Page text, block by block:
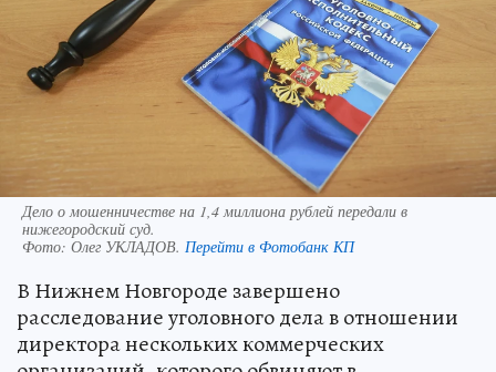
Дело о мошенничестве на 1,4 миллиона рублей передали в
нижегородский суд.
Фото: Олег УКЛАДОВ. Перейти в Фотобанк КП
В Нижнем Новгороде завершено
расследование уголовного дела в отношении
директора нескольких коммерческих